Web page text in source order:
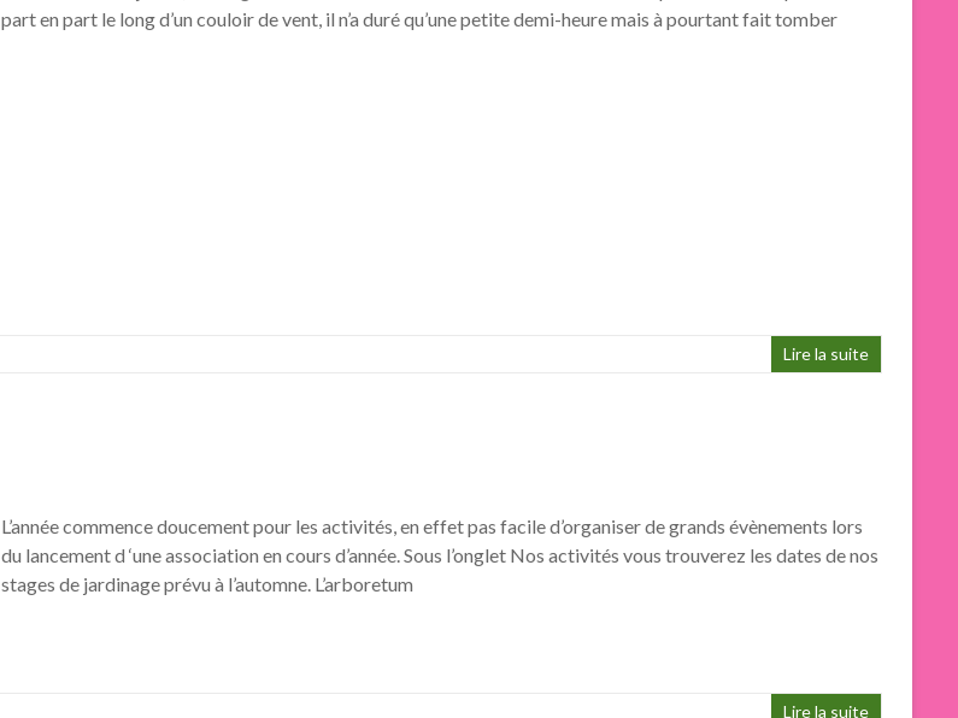
part en part le long d’un couloir de vent, il n’a duré qu’une petite demi-heure mais à pourtant fait tomber
Lire la suite
L’année commence doucement pour les activités, en effet pas facile d’organiser de grands évènements lors
du lancement d ‘une association en cours d’année. Sous l’onglet Nos activités vous trouverez les dates de nos
stages de jardinage prévu à l’automne. L’arboretum
Lire la suite